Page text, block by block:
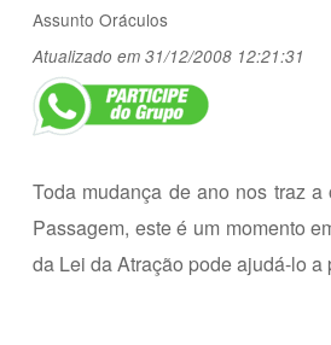
Assunto Oráculos
Atualizado em 31/12/2008 12:21:31
Toda mudança de ano nos traz
Passagem, este é um momento
da Lei da Atração pode ajudá-lo